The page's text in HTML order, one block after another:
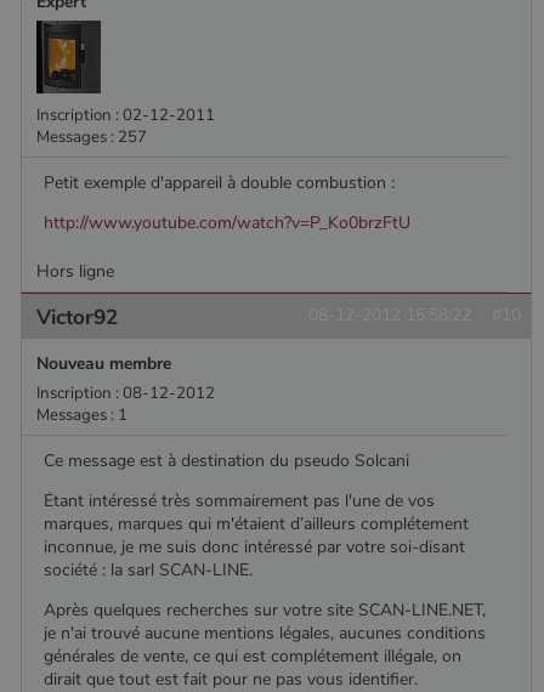
Inscription : 02-12-2011
Messages : 257
Petit exemple d'appareil à double combustion :
http://www.youtube.com/watch?v=P_Ko0brzFtU
Hors ligne
Victor92
Nouveau membre
Inscription : 08-12-2012
Messages : 1
Ce message est à destination du pseudo Solcani
Étant intéressé très sommairement pas l'une de vos
marques, marques qui m'étaient d’ailleurs complétement
inconnue, je me suis donc intéressé par votre soi-disant
société : la sarl SCAN-LINE.
Après quelques recherches sur votre site SCAN-LINE.NET,
je n'ai trouvé aucune mentions légales, aucunes conditions
générales de vente, ce qui est complétement illégale, on
dirait que tout est fait pour ne pas vous identifier.